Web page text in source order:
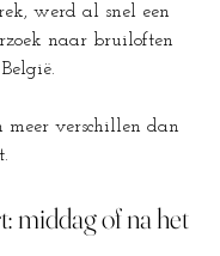
werd al snel een
naar bruiloften
meer verschillen dan
middag of na het